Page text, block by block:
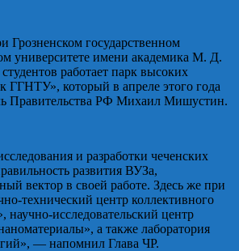
Грозненском государственном
университете имени академика М. Д.
работает парк высоких
ГГНТУ», который в апреле этого года
Правительства РФ Михаил Мишустин.
и разработки чеченских
развития ВУЗа,
вектор в своей работе. Здесь же при
технический центр коллективного
научно-исследовательский центр
а также лаборатория
— напомнил Глава ЧР.